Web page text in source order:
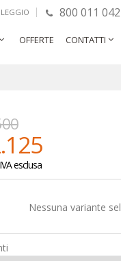
800 011 042
OFFERTE CONTATTI
esclusa
Nessuna variante